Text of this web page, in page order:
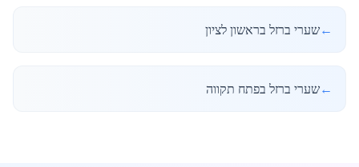
←שערי ברזל בראשון לציון
←שערי ברזל בפתח תקווה